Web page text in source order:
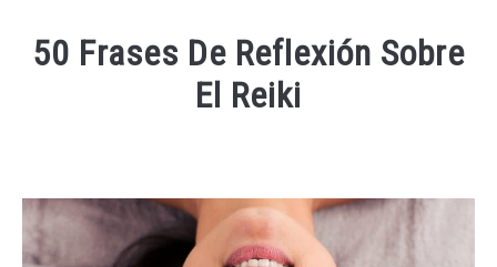
50 Frases De Reflexión Sobre
El Reiki
Frases